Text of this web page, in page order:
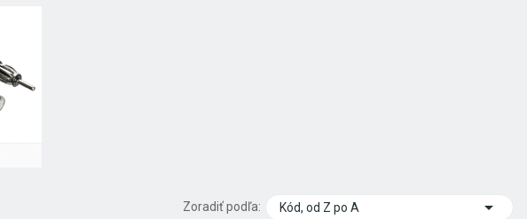
Zoradiť podľa: Kód, od Z po A 